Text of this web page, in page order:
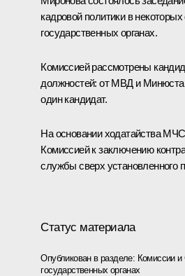
кадровой политики в
государственных органах.
Комиссией рассмотрены
должностей: от МВД и
один кандидат.
На основании ходатайства
Комиссией к заключению
службы сверх установленного
Статус материала
Опубликован в разделе: Комиссии и
государственных органах